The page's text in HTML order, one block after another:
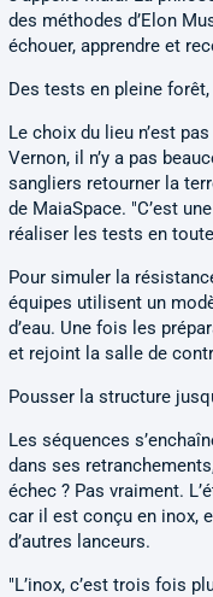
des méthodes d’Elon
échouer, apprendre et
Des tests en pleine
Le choix du lieu n’est
Vernon, il n’y a pas
sangliers retourner la
de MaiaSpace. "C’est
réaliser les tests en
Pour simuler la
équipes utilisent un
d’eau. Une fois les
et rejoint la salle de
Pousser la structure
Les séquences
dans ses
échec ? Pas vraiment.
car il est conçu en inox,
d’autres lanceurs.
"L’inox, c’est trois fois